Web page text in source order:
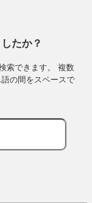
たか？
索できます。 複数
の間をスペースで